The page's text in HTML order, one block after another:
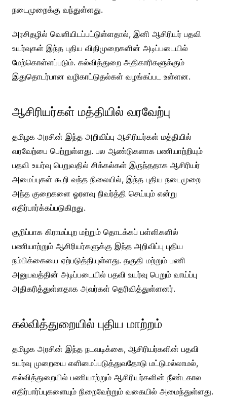
நடைமுறைக்கு வந்துள்ளது.
அரசிதழில் வெளியிடப்பட்டுள்ளதால், இனி ஆசிரியர் பதவி
உயர்வுகள் இந்த புதிய விதிமுறைகளின் அடிப்படையில்
மேற்கொள்ளப்படும். கல்வித்துறை அதிகாரிகளுக்கும்
இதுதொடர்பான வழிகாட்டுதல்கள் வழங்கப்பட உள்ளன.
ஆசிரியர்கள் மத்தியில் வரவேற்பு
தமிழக அரசின் இந்த அறிவிப்பு ஆசிரியர்கள் மத்தியில்
வரவேற்பை பெற்றுள்ளது. பல ஆண்டுகளாக பணியாற்றியும்
பதவி உயர்வு பெறுவதில் சிக்கல்கள் இருந்ததாக ஆசிரியர்
அமைப்புகள் கூறி வந்த நிலையில், இந்த புதிய நடைமுறை
அந்த குறைகளை ஓரளவு நிவர்த்தி செய்யும் என்று
எதிர்பார்க்கப்படுகிறது.
குறிப்பாக கிராமப்புற மற்றும் தொடக்கப் பள்ளிகளில்
பணியாற்றும் ஆசிரியர்களுக்கு இந்த அறிவிப்பு புதிய
நம்பிக்கையை ஏற்படுத்தியுள்ளது. தகுதி மற்றும் பணி
அனுபவத்தின் அடிப்படையில் பதவி உயர்வு பெறும் வாய்ப்பு
அதிகரித்துள்ளதாக அவர்கள் தெரிவித்துள்ளனர்.
கல்வித்துறையில் புதிய மாற்றம்
தமிழக அரசின் இந்த நடவடிக்கை, ஆசிரியர்களின் பதவி
உயர்வு முறையை எளிமைப்படுத்துவதோடு மட்டுமல்லாமல்,
கல்வித்துறையில் பணியாற்றும் ஆசிரியர்களின் நீண்டகால
எதிர்பார்ப்புகளையும் நிறைவேற்றும் வகையில் அமைந்துள்ளது.